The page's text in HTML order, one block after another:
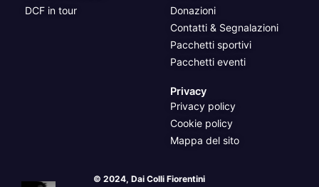
DCF in tour
Donazioni
Contatti & Segnalazioni
Pacchetti sportivi
Pacchetti eventi
Privacy
Privacy policy
Cookie policy
Mappa del sito
© 2024, Dai Colli Fiorentini